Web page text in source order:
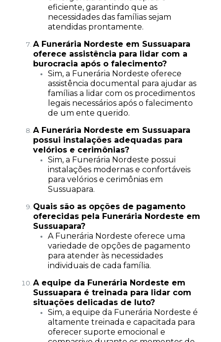
eficiente, garantindo que as
necessidades das famílias sejam
atendidas prontamente.
A Funerária Nordeste em Sussuapara
oferece assistência para lidar com a
burocracia após o falecimento?
Sim, a Funerária Nordeste oferece
assistência documental para ajudar as
famílias a lidar com os procedimentos
legais necessários após o falecimento
de um ente querido.
A Funerária Nordeste em Sussuapara
possui instalações adequadas para
velórios e cerimônias?
Sim, a Funerária Nordeste possui
instalações modernas e confortáveis
para velórios e cerimônias em
Sussuapara.
Quais são as opções de pagamento
oferecidas pela Funerária Nordeste em
Sussuapara?
A Funerária Nordeste oferece uma
variedade de opções de pagamento
para atender às necessidades
individuais de cada família.
A equipe da Funerária Nordeste em
Sussuapara é treinada para lidar com
situações delicadas de luto?
Sim, a equipe da Funerária Nordeste é
altamente treinada e capacitada para
oferecer suporte emocional e